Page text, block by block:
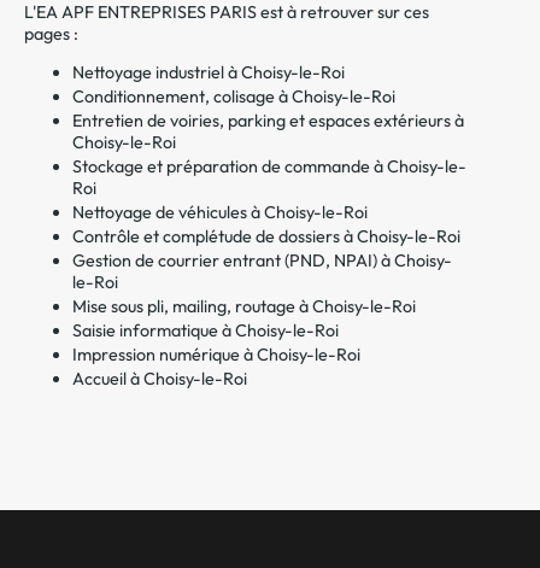
L'EA APF ENTREPRISES PARIS est à retrouver sur ces
pages :
Nettoyage industriel à Choisy-le-Roi
Conditionnement, colisage à Choisy-le-Roi
Entretien de voiries, parking et espaces extérieurs à
Choisy-le-Roi
Stockage et préparation de commande à Choisy-le-
Roi
Nettoyage de véhicules à Choisy-le-Roi
Contrôle et complétude de dossiers à Choisy-le-Roi
Gestion de courrier entrant (PND, NPAI) à Choisy-
le-Roi
Mise sous pli, mailing, routage à Choisy-le-Roi
Saisie informatique à Choisy-le-Roi
Impression numérique à Choisy-le-Roi
Accueil à Choisy-le-Roi